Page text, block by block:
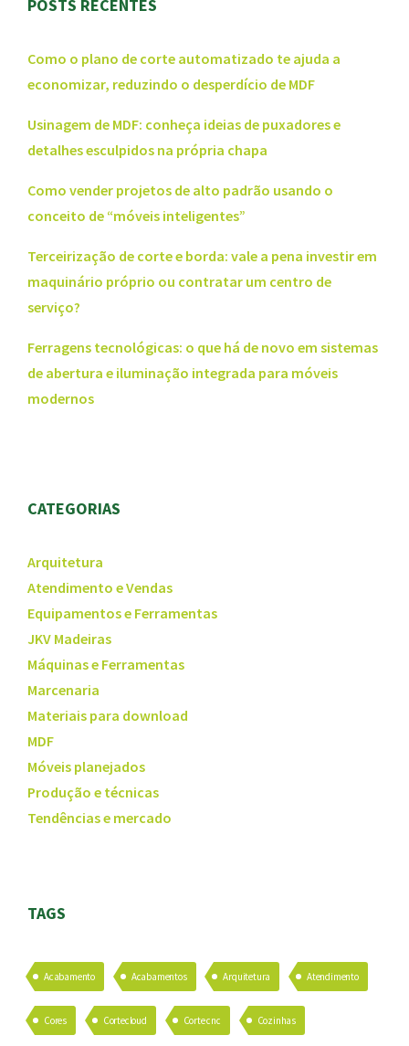
POSTS RECENTES
Como o plano de corte automatizado te ajuda a
economizar, reduzindo o desperdício de MDF
Usinagem de MDF: conheça ideias de puxadores e
detalhes esculpidos na própria chapa
Como vender projetos de alto padrão usando o
conceito de “móveis inteligentes”
Terceirização de corte e borda: vale a pena investir em
maquinário próprio ou contratar um centro de
serviço?
Ferragens tecnológicas: o que há de novo em sistemas
de abertura e iluminação integrada para móveis
modernos
CATEGORIAS
Arquitetura
Atendimento e Vendas
Equipamentos e Ferramentas
JKV Madeiras
Máquinas e Ferramentas
Marcenaria
Materiais para download
MDF
Móveis planejados
Produção e técnicas
Tendências e mercado
TAGS
Acabamento Acabamentos Arquitetura Atendimento
Cores Cortecloud Corte cnc Cozinhas